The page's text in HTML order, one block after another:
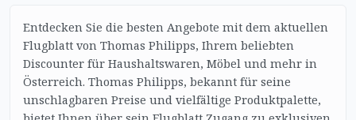
Entdecken Sie die besten Angebote mit dem aktuellen
Flugblatt von Thomas Philipps, Ihrem beliebten
Discounter für Haushaltswaren, Möbel und mehr in
Österreich. Thomas Philipps, bekannt für seine
unschlagbaren Preise und vielfältige Produktpalette,